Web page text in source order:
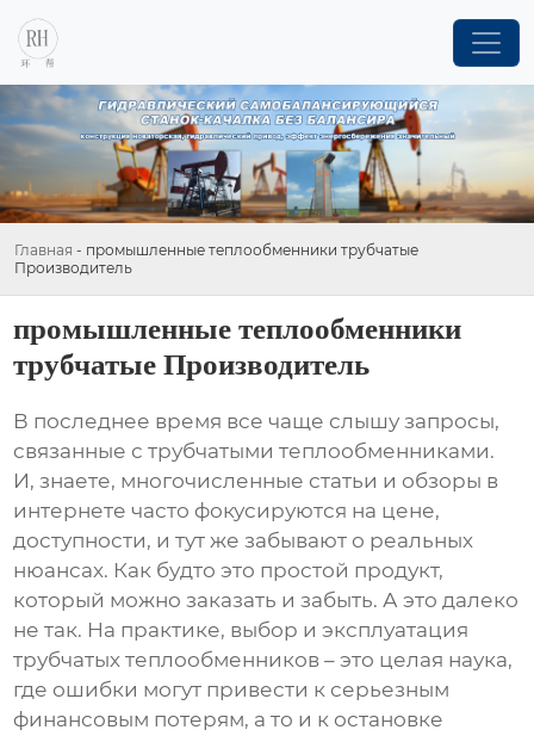
Главная - промышленные теплообменники трубчатые
Производитель
промышленные теплообменники
трубчатые Производитель
В последнее время все чаще слышу запросы,
связанные струбчатыми теплообменниками.
И, знаете, многочисленные статьи и обзоры в
интернете часто фокусируются на цене,
доступности, и тут же забывают о реальных
нюансах. Как будто это простой продукт,
который можно заказать и забыть. А это далеко
не так. На практике, выбор и эксплуатация
трубчатых теплообменников – это целая наука,
где ошибки могут привести к серьезным
финансовым потерям, а то и к остановке